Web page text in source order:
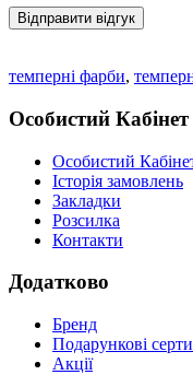
Відправити відгук
темперні фарби,
Особистий Кабінет
Особистий
Історія замовлень
Закладки
Розсилка
Контакти
Додатково
Бренд
Подарункові
Акції